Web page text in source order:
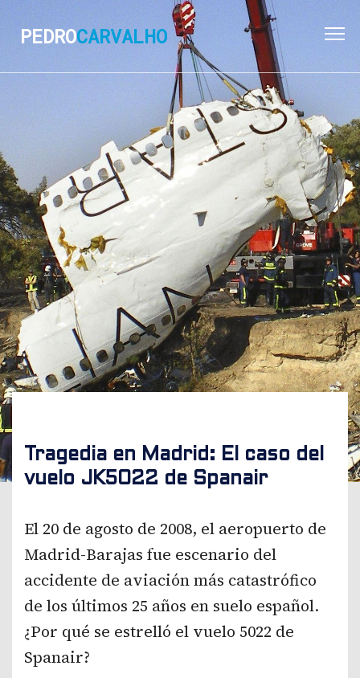
PEDROCARVALHO
Tragedia en Madrid: El caso del
vuelo JK5022 de Spanair
El 20 de agosto de 2008, el aeropuerto de
Madrid-Barajas fue escenario del
accidente de aviación más catastrófico
de los últimos 25 años en suelo español.
¿Por qué se estrelló el vuelo 5022 de
Spanair?